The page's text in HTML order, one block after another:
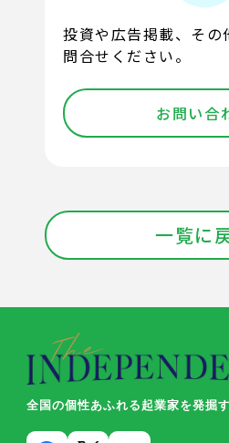
投資や広告掲載、その
問合せください。
お問い合
一覧に
全国の個性あふれる起業家を発掘